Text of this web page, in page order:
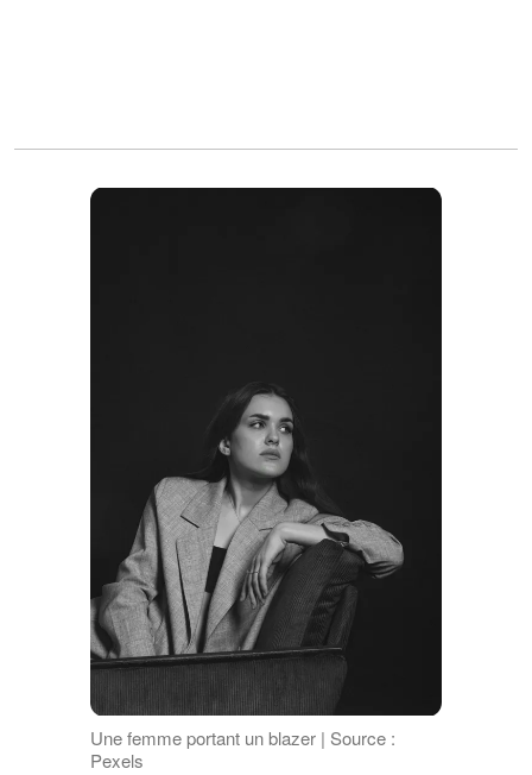
Une femme portant un blazer | Source :
Pexels